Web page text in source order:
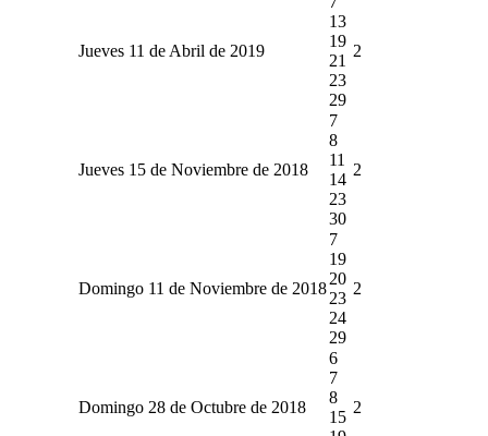
Jueves 11 de Abril de 2019
13
19
21
23
29
2
Jueves 15 de Noviembre de 2018
7
8
11
14
23
30
2
Domingo 11 de Noviembre de 2018
7
19
20
23
24
29
2
Domingo 28 de Octubre de 2018
6
7
8
15
2